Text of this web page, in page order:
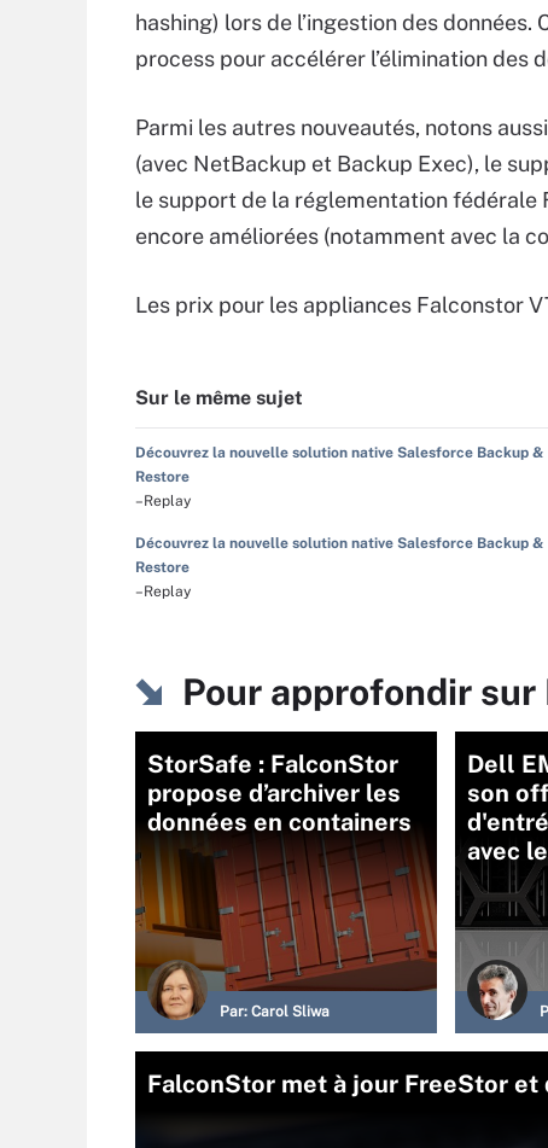
hashing) lors de l’ingestion des
process pour accélérer l’élimination des
Parmi les autres nouveautés, notons
(avec NetBackup et Backup Exec), le
le support de la réglementation fédérale
encore améliorées (notamment avec la
Les prix pour les appliances Falconstor
Sur le même sujet
Découvrez la nouvelle solution native Salesforce Backup &
Restore
–Replay
Découvrez la nouvelle solution native Salesforce Backup &
Restore
–Replay
Pour approfondir sur
StorSafe : FalconStor
propose d’archiver les
données en containers
Par: Carol Sliwa
Dell
son
avec
FalconStor met à jour FreeStor